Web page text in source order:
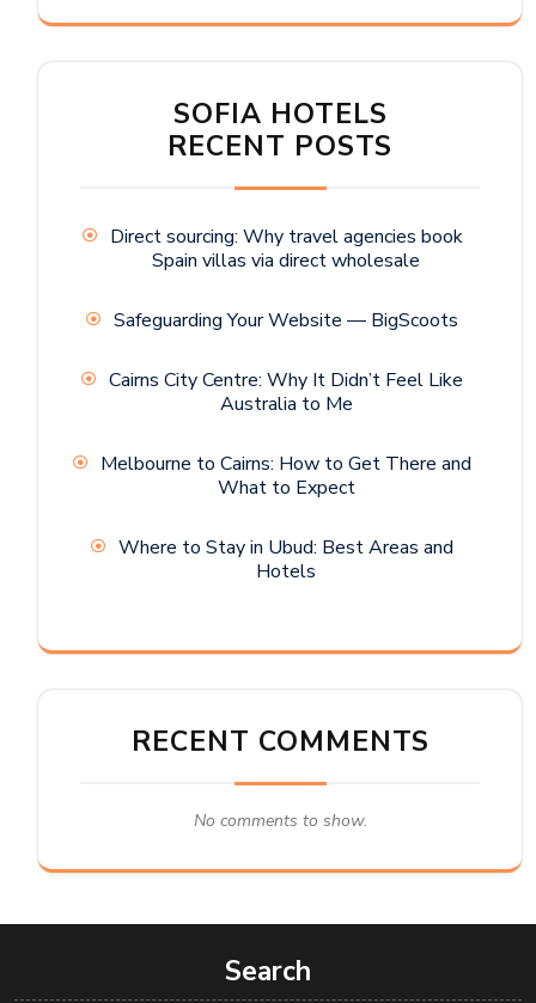
SOFIA HOTELS
RECENT POSTS
Direct sourcing: Why travel agencies book
Spain villas via direct wholesale
Safeguarding Your Website — BigScoots
Cairns City Centre: Why It Didn’t Feel Like
Australia to Me
Melbourne to Cairns: How to Get There and
What to Expect
Where to Stay in Ubud: Best Areas and
Hotels
RECENT COMMENTS
No comments to show.
Search